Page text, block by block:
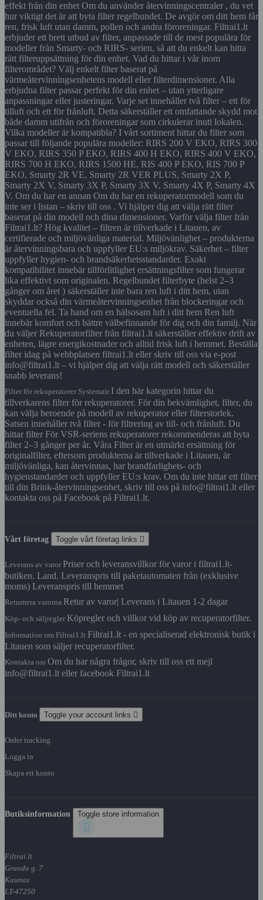
effekt från din enhet Om du använder återvinningscentraler , du vet
hur viktigt det är att byta filter regelbundet. De avgör om ditt hem får
ren, frisk luft utan damm, pollen och andra föroreningar. Filtrai1.lt
erbjuder ett brett utbud av filter, anpassade till de mest populära för
modeller från Smarty- och RIRS- serien, så att du enkelt kan hitta
rätt filteruppsättning för din enhet. Vad du hittar i vår inom
filterområdet? Välj enkelt filter baserat på
värmeåtervinningsenhetens modell eller filterdimensioner. Alla
erbjudna filter passar perfekt för din enhet – utan ytterligare
anpassningar eller justeringar. Varje set innehåller två filter – ett för
tilluft och ett för frånluft. Detta säkerställer ett omfattande skydd mot
både damm utifrån och föroreningar som cirkulerar inuti lokalen.
Vilka modeller är kompatibla? I vårt sortiment hittar du filter som
passar till följande populära modeller: RIRS 200 V EKO, RIRS 300
V EKO, RIRS 350 P EKO, RIRS 400 H EKO, RIRS 400 V EKO,
RIRS 700 H EKO, RIRS 1500 HE, RIS 400 P EKO, RIS 700 P
EKO, Smarty 2R VE, Smarty 2R VER PLUS, Smarty 2X P,
Smarty 2X V, Smarty 3X P, Smarty 3X V, Smarty 4X P, Smarty 4X
V. Om du har en annan Om du har en rekuperatormodell som du
inte ser i listan – skriv till oss . Vi hjälper dig att välja rätt filter
baserat på din modell och dina dimensioner. Varför välja filter från
Filtrai1.lt? Hög kvalitet – filtren är tillverkade i Litauen, av
certifierade och miljövänliga material. Miljövänlighet – produkterna
är återvinningsbara och uppfyller EU:s miljökrav. Säkerhet – filter
uppfyller hygien- och brandsäkerhetsstandarder. Exakt
kompatibilitet innebär tillförlitlighet ersättningsfilter som fungerar
lika effektivt som originalen. Regelbundet filterbyte (helst 2–3
gånger om året ) säkerställer inte bara ren luft i ditt hem, utan
skyddar också din värmeåtervinningsenhet från blockeringar och
eventuella fel. Ta hand om en hälsosam luft i ditt hem Ren luft
innebär komfort och bättre välbefinnande för dig och din familj. När
du väljer Rekuperatorfilter från filtrai1.lt säkerställer effektiv drift av
enheten, lägre energikostnader och alltid frisk luft i hemmet. Beställa
filter idag på webbplatsen filtrai1.lt eller skriv till oss via e-post
info@filtrai1.lt – vi hjälper dig att välja rätt modell och säkerställer
snabb leverans!
Filter för rekuperatorer Systemair I den här kategorin hittar du
tillverkarens filter för rekuperatorer. För din bekvämlighet, filter, du
kan välja beroende på modell av rekuperator eller filterstorlek.
Satsen innehåller två filter - för filtrering av till- och frånluft. Du
hittar filter För VSR-seriens rekuperatorer rekommenderas att byta
filter 2–3 gånger per år. Våra Filter är en utmärkt ersättning för
originalfilter, eftersom produkterna är tillverkade i Litauen, är
miljövänliga, kan återvinnas, har brandfarlighets- och
hygienstandarder och uppfyller EU:s krav. Om du inte hittar ett filter
till din Brink-återvinningsenhet, skriv till oss på info@filtrai1.lt eller
kontakta oss på Facebook på Filtrai1.lt.
Vårt företag Toggle vårt företag links 
Leverans av varor Priser och leveransvillkor för varor i filtrai1.lt-
butiken. Land. Leveranspris till paketautomaten från (exklusive
moms) Leveranspris till hemmet
Returnera varorna Retur av varor| Leverans i Litauen 1-2 dagar
Köp- och säljregler Köpregler och villkor vid köp av recuperatorfilter.
Information om Filtrai1.lt Filtrai1.lt - en specialiserad elektronisk butik i
Litauen som säljer recuperatorfilter.
Kontakta oss Om du har några frågor, skriv till oss ett mejl
info@filtrai1.lt eller facebook Filtrai1.lt
Ditt konto Toggle your account links 
Order tracking
Logga in
Skapa ett konto
Butiksinformation Toggle store information

Filtrai.lt
Gruodo g. 7
Kaunas
LT-47250